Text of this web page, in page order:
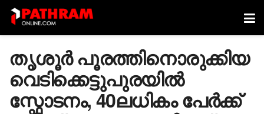
തൃശൂർ പൂരത്തിനൊരുക്കിയ
വെടിക്കെട്ടുപുരയില്‍
സ്ഫോടനം, 40ലധികം പേര്‍ക്ക്